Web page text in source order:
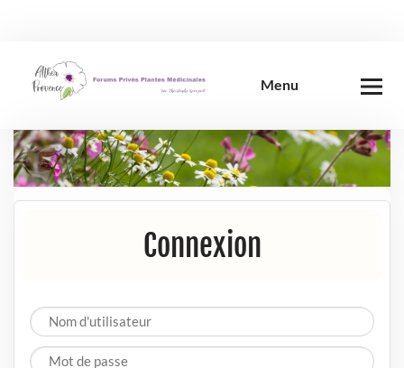
content
Menu
Connexion